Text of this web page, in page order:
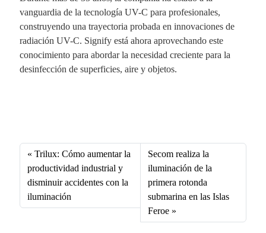
vanguardia de la tecnología UV-C para profesionales,
construyendo una trayectoria probada en innovaciones de
radiación UV-C. Signify está ahora aprovechando este
conocimiento para abordar la necesidad creciente para la
desinfección de superficies, aire y objetos.
bo
ok
ed
In
ail
A
pp
Trilux: Cómo aumentar la
productividad industrial y
disminuir accidentes con la
iluminación
Secom realiza la
iluminación de la
primera rotonda
submarina en las Islas
Feroe